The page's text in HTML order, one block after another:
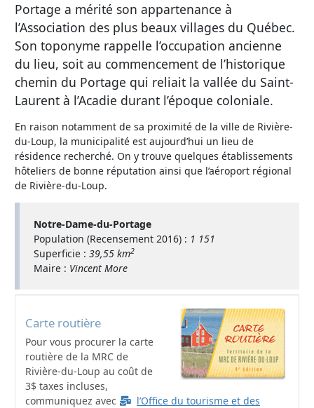
Portage a mérité son appartenance à
l’Association des plus beaux villages du Québec.
Son toponyme rappelle l’occupation ancienne
du lieu, soit au commencement de l’historique
chemin du Portage qui reliait la vallée du Saint-
Laurent à l’Acadie durant l’époque coloniale.
En raison notamment de sa proximité de la ville de Rivière-
du-Loup, la municipalité est aujourd’hui un lieu de
résidence recherché. On y trouve quelques établissements
hôteliers de bonne réputation ainsi que l’aéroport régional
de Rivière-du-Loup.
Notre-Dame-du-Portage
Population (Recensement 2016) : 1 151
Superficie : 39,55 km2
Maire : Vincent More
Carte routière
Pour vous procurer la carte
routière de la MRC de
Rivière-du-Loup au coût de
3$ taxes incluses,
communiquez avec
l’Office du tourisme et des